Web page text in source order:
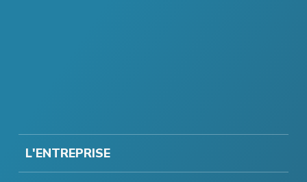
L'ENTREPRISE